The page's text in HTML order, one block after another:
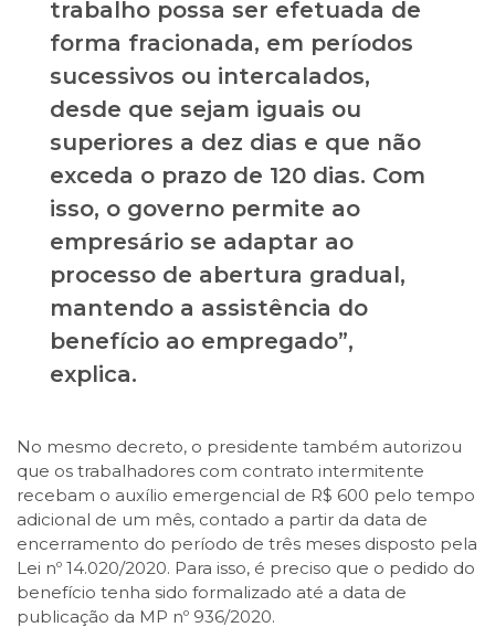
trabalho possa ser efetuada de
forma fracionada, em períodos
sucessivos ou intercalados,
desde que sejam iguais ou
superiores a dez dias e que não
exceda o prazo de 120 dias. Com
isso, o governo permite ao
empresário se adaptar ao
processo de abertura gradual,
mantendo a assistência do
benefício ao empregado”,
explica.
No mesmo decreto, o presidente também autorizou
que os trabalhadores com contrato intermitente
recebam o auxílio emergencial de R$ 600 pelo tempo
adicional de um mês, contado a partir da data de
encerramento do período de três meses disposto pela
Lei nº 14.020/2020. Para isso, é preciso que o pedido do
benefício tenha sido formalizado até a data de
publicação da MP nº 936/2020.